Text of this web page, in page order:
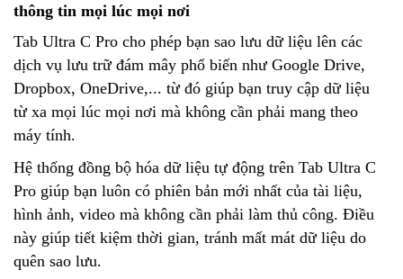
thông tin mọi lúc mọi nơi
Tab Ultra C Pro cho phép bạn sao lưu dữ liệu lên các
dịch vụ lưu trữ đám mây phổ biến như Google Drive,
Dropbox, OneDrive,... từ đó giúp bạn truy cập dữ liệu
từ xa mọi lúc mọi nơi mà không cần phải mang theo
máy tính.
Hệ thống đồng bộ hóa dữ liệu tự động trên Tab Ultra C
Pro giúp bạn luôn có phiên bản mới nhất của tài liệu,
hình ảnh, video mà không cần phải làm thủ công. Điều
này giúp tiết kiệm thời gian, tránh mất mát dữ liệu do
quên sao lưu.